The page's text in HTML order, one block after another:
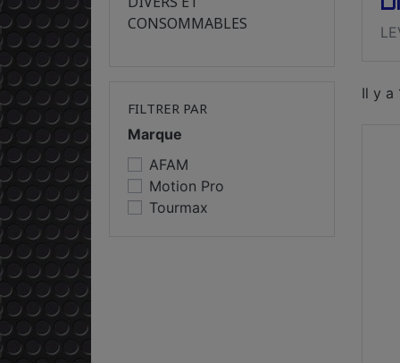
CONSOMMABLES
FILTRER PAR
Marque
AFAM
Motion Pro
Tourmax
Il y a